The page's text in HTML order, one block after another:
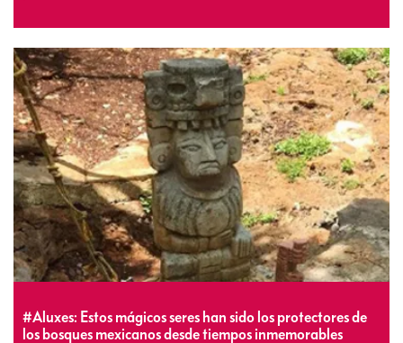
#Aluxes: Estos mágicos seres han sido los protectores de
los bosques mexicanos desde tiempos inmemorables